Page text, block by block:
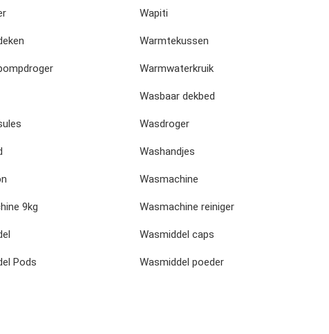
Wapiti
Warmtekussen
Warmwaterkruik
Wasbaar dekbed
Wasdroger
Washandjes
Wasmachine
9kg Wasmachine reiniger
Wasmiddel caps
Pods Wasmiddel poeder